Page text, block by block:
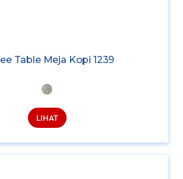
Table Meja Kopi 1239
LIHAT